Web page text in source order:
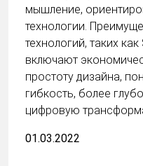
мышление,
технологии.
технологий, таких
включают
простоту дизайна,
гибкость, более
цифровую
01.03.2022